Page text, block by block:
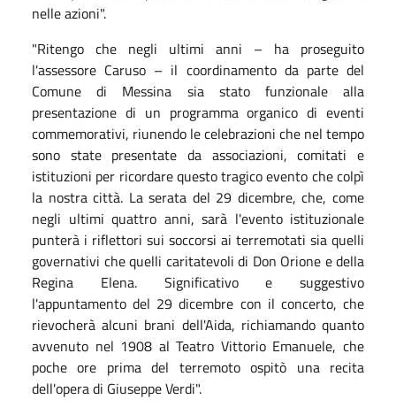
nelle azioni".
"Ritengo che negli ultimi anni – ha proseguito
l'assessore Caruso – il coordinamento da parte del
Comune di Messina sia stato funzionale alla
presentazione di un programma organico di eventi
commemorativi, riunendo le celebrazioni che nel tempo
sono state presentate da associazioni, comitati e
istituzioni per ricordare questo tragico evento che colpì
la nostra città. La serata del 29 dicembre, che, come
negli ultimi quattro anni, sarà l'evento istituzionale
punterà i riflettori sui soccorsi ai terremotati sia quelli
governativi che quelli caritatevoli di Don Orione e della
Regina Elena. Significativo e suggestivo
l'appuntamento del 29 dicembre con il concerto, che
rievocherà alcuni brani dell'Aida, richiamando quanto
avvenuto nel 1908 al Teatro Vittorio Emanuele, che
poche ore prima del terremoto ospitò una recita
dell'opera di Giuseppe Verdi".